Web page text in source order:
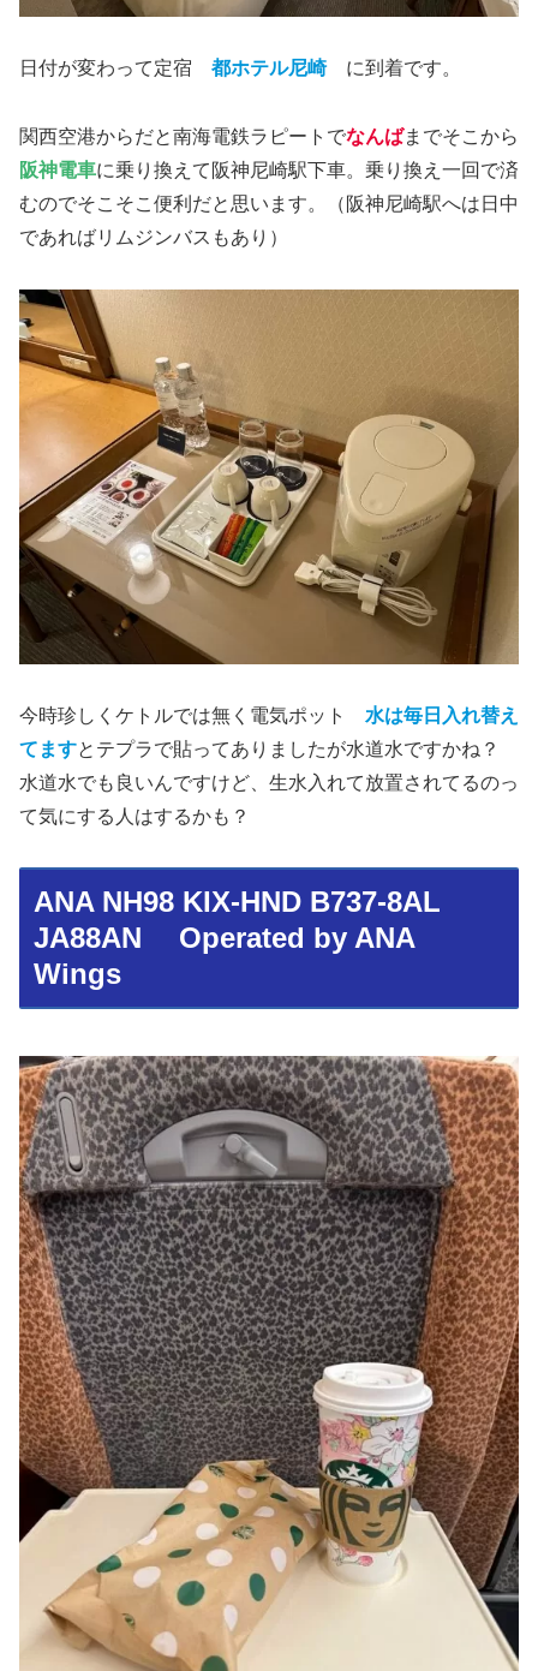
日付が変わって定宿 都ホテル尼崎に到着です。
関西空港からだと南海電鉄ラピートでなんばまでそこから
阪神電車に乗り換えて阪神尼崎駅下車。乗り換え一回で済
むのでそこそこ便利だと思います。（阪神尼崎駅へは日中
であればリムジンバスもあり）
今時珍しくケトルでは無く電気ポット 水は毎日入れ替え
てますとテプラで貼ってありましたが水道水ですかね？
水道水でも良いんですけど、生水入れて放置されてるのっ
て気にする人はするかも？
ANA NH98 KIX-HND B737-8AL
JA88AN Operated by ANA
Wings